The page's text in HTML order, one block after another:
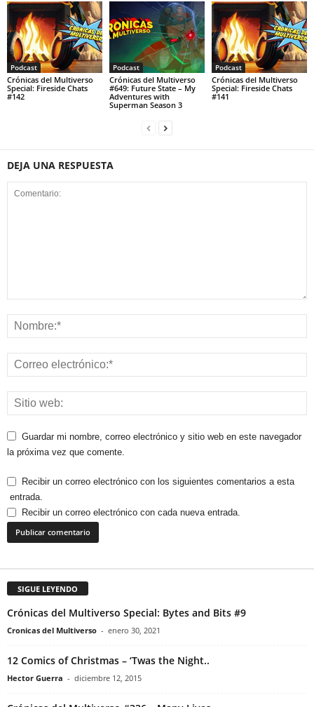
Podcast
Crónicas del Multiverso
Special: Fireside Chats
#142
Podcast
Crónicas del Multiverso
#649: Future State – My
Adventures with
Superman Season 3
Podcast
Crónicas del Multiverso
Special: Fireside Chats
#141
DEJA UNA RESPUESTA
Guardar mi nombre, correo electrónico y sitio web en este navegador
la próxima vez que comente.
Recibir un correo electrónico con los siguientes comentarios a esta
entrada.
Recibir un correo electrónico con cada nueva entrada.
SIGUE LEYENDO
Crónicas del Multiverso Special: Bytes and Bits #9
Cronicas del Multiverso - enero 30, 2021
12 Comics of Christmas – ‘Twas the Night..
Hector Guerra - diciembre 12, 2015